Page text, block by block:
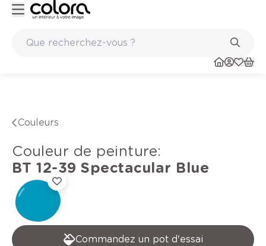
Couleurs
Couleur de peinture:
BT 12-39 Spectacular Blue
Commandez un pot d'essai